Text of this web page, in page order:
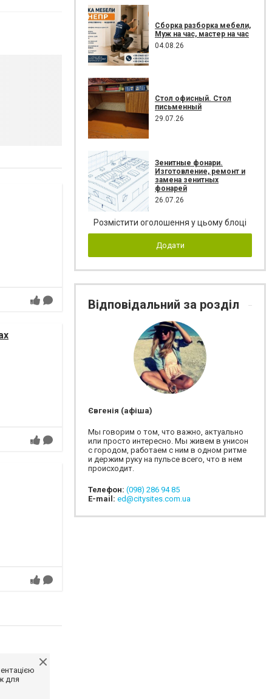
для
Сборка разборка мебели,
Муж на час, мастер на час
04.08.26
Стол офисный. Стол
письменный
29.07.26
Зенитные фонари.
Изготовление, ремонт и
замена зенитных
фонарей
26.07.26
Розмістити оголошення у цьому блоці
Додати
Відповідальний за розділ
Євгенія (афіша)
Мы говорим о том, что важно, актуально
или просто интересно. Мы живем в унисон
с городом, работаем с ним в одном ритме
и держим руку на пульсе всего, что в нем
происходит.
Телефон: (098) 286 94 85
E-mail: ed@citysites.com.ua